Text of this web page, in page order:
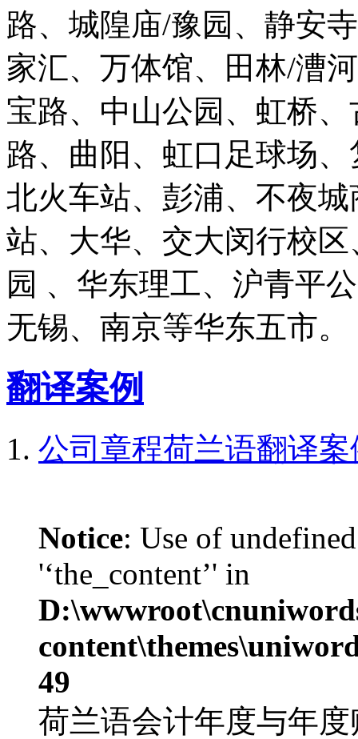
路、城隍庙/豫园、静安
家汇、万体馆、田林/漕
宝路、中山公园、虹桥
路、曲阳、虹口足球场
北火车站、彭浦、不夜
站、大华、交大闵行校
园 、华东理工、沪青平
无锡、南京等华东五市。
翻译案例
公司章程荷兰语翻译
Notice: Use of
'‘the_content’' in
49
荷兰语会计年度与年